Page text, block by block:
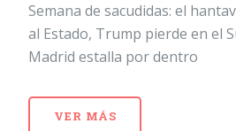
Semana de sacudidas: el
al Estado, Trump pierde en el
Madrid estalla por dentro
VER MÁS